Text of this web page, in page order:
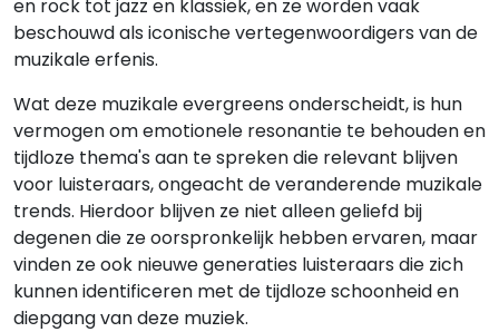
en rock tot jazz en klassiek, en ze worden vaak
beschouwd als iconische vertegenwoordigers van de
muzikale erfenis.
Wat deze muzikale evergreens onderscheidt, is hun
vermogen om emotionele resonantie te behouden en
tijdloze thema's aan te spreken die relevant blijven
voor luisteraars, ongeacht de veranderende muzikale
trends. Hierdoor blijven ze niet alleen geliefd bij
degenen die ze oorspronkelijk hebben ervaren, maar
vinden ze ook nieuwe generaties luisteraars die zich
kunnen identificeren met de tijdloze schoonheid en
diepgang van deze muziek.